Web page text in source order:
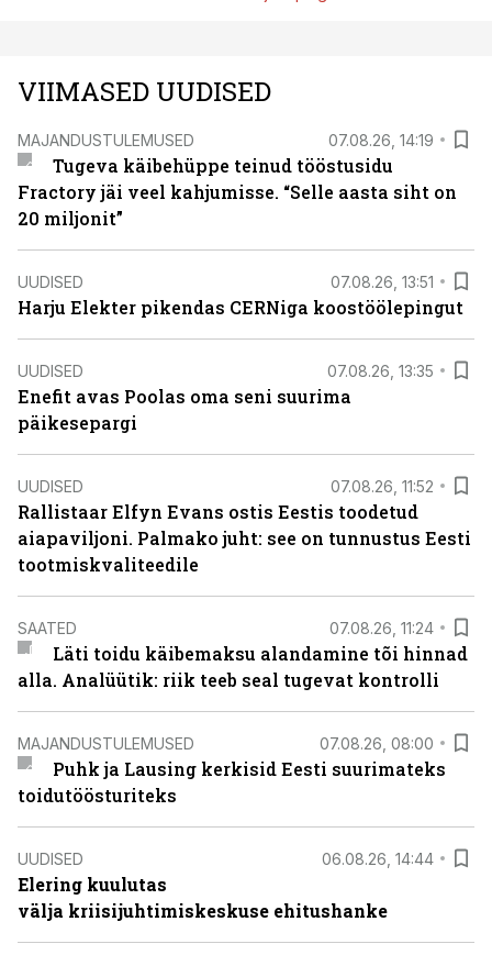
VIIMASED UUDISED
MAJANDUSTULEMUSED 07.08.26, 14:19
Tugeva käibehüppe teinud tööstusidu
Fractory jäi veel kahjumisse. “Selle aasta siht on
20 miljonit”
UUDISED 07.08.26, 13:51
Harju Elekter pikendas CERNiga koostöölepingut
UUDISED 07.08.26, 13:35
Enefit avas Poolas oma seni suurima
päikesepargi
UUDISED 07.08.26, 11:52
Rallistaar Elfyn Evans ostis Eestis toodetud
aiapaviljoni. Palmako juht: see on tunnustus Eesti
tootmiskvaliteedile
SAATED 07.08.26, 11:24
Läti toidu käibemaksu alandamine tõi hinnad
alla. Analüütik: riik teeb seal tugevat kontrolli
MAJANDUSTULEMUSED 07.08.26, 08:00
Puhk ja Lausing kerkisid Eesti suurimateks
toidutöösturiteks
UUDISED 06.08.26, 14:44
Elering kuulutas
välja kriisijuhtimiskeskuse ehitushanke